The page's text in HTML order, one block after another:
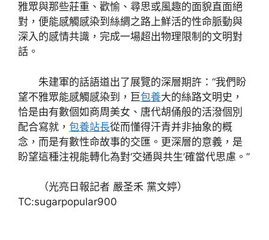
雅眾與那些莊重、歡愉、尋思或風趣的面貌直面絕
對，便能感觸感染到絲綢之路上鮮活的性命脈動與
深入的感情共識，完成一場超出物理限制的文明對
話。
朱建軍的話語道出了展覽的深層期許：“我們盼
望不雅眾能感觸感染到，巨包養大的絲路文明史，
恰是由有數個如商周美女、唐代胡俑般的活潑個別
配合寫就， 包養站長從而懂得汗青并非抽象的概
念，而是有數性命故事的交匯。更深層的意義，是
盼望這種注視能轉化為對‘交通與共生’確當代思慮。”
（光亮日報記者 嚴圣禾 黨文婷）
TC:sugarpopular900